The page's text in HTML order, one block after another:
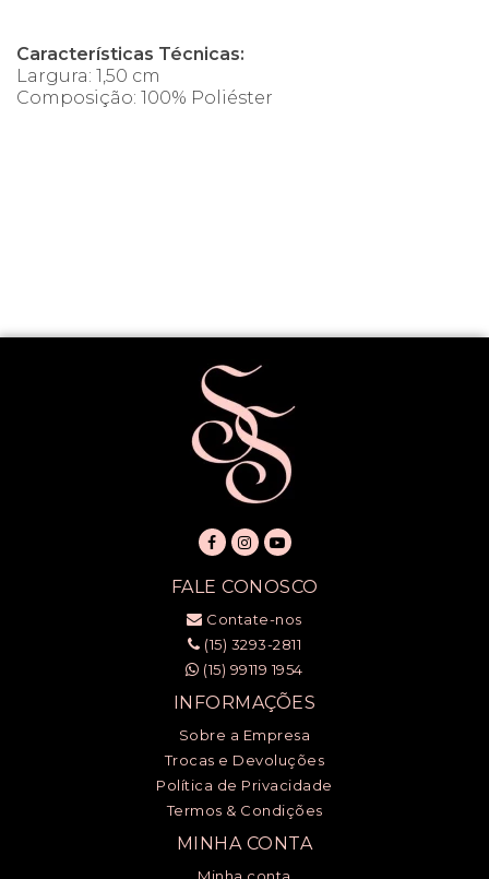
Características Técnicas:
Largura: 1,50 cm
Composição: 100% Poliéster
FALE CONOSCO
Contate-nos
(15) 3293-2811
(15) 99119 1954
INFORMAÇÕES
Sobre a Empresa
Trocas e Devoluções
Política de Privacidade
Termos & Condições
MINHA CONTA